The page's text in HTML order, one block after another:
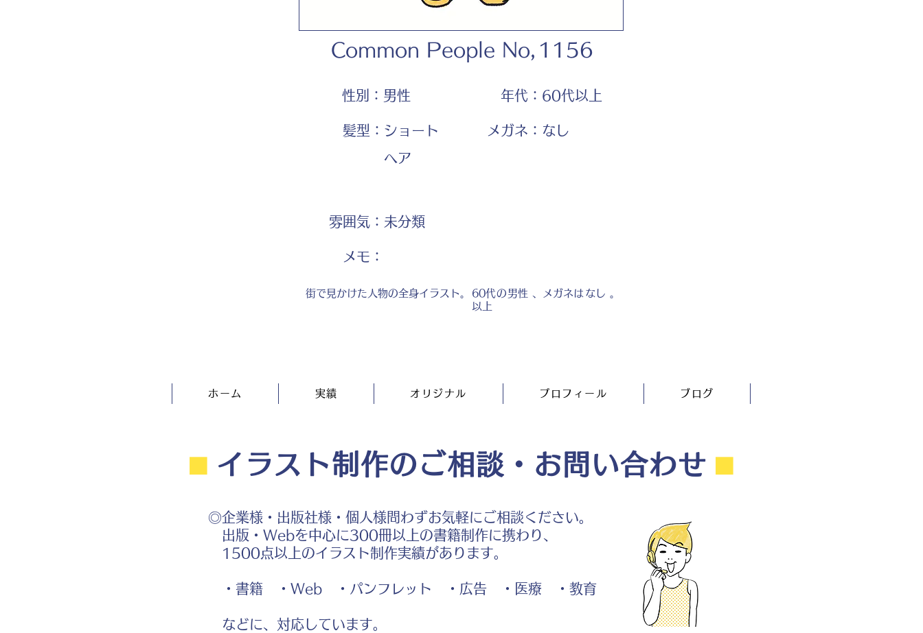
Common People No, 1156
性別： 男性
髪型： ショート
ヘア
年代： 60代以上
メガネ： なし
雰囲気： 未分類
​メモ：
街で見かけた人物の全身イラスト。
60代
以上
の 男性 、メガネは なし 。
ホーム 実績 オリジナル プロフィール ブログ
⬛︎ イラスト制作のご相談・お問い合わせ ⬛︎
◎企業様・出版社様・個人様問わずお気軽にご相談ください。
出版・Webを中心に300冊以上の書籍制作に携わり、
1500点以上のイラスト制作実績があります。
・書籍 ・Web ・パンフレット ・広告 ・医療 ・教育
などに、対応しています。